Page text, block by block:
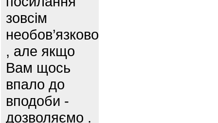
зовсім
необов’язково
, але якщо
Вам щось
впало до
вподоби -
дозволяємо .